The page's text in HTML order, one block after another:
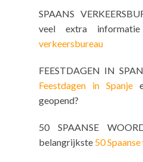
SPAANS
veel extra
verkeersbureau
FEESTDAGEN IN
Feestdagen in Spanje
geopend?
50 SPAANSE
belangrijkste 50